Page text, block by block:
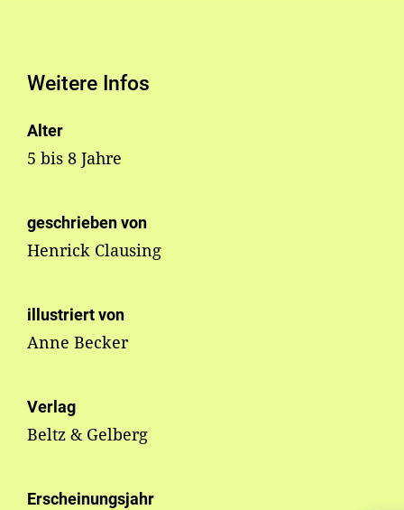
Weitere Infos
Alter
5 bis 8 Jahre
geschrieben von
Henrick Clausing
illustriert von
Anne Becker
Verlag
Beltz & Gelberg
Erscheinungsjahr